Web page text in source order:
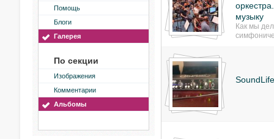
Помощь
Блоги
Галерея
По секции
Изображения
Комментарии
Альбомы
музыку
Как мы
SoundLife